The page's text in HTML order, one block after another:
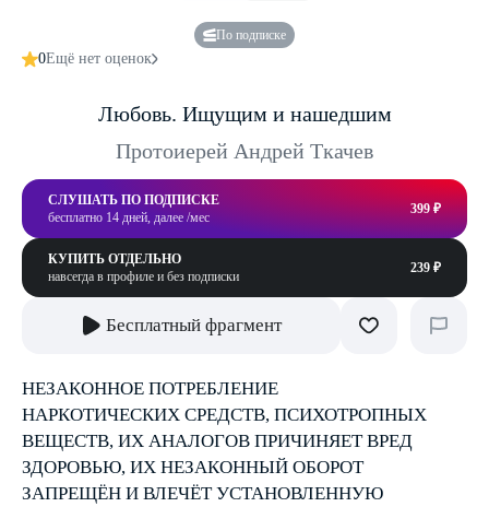
По подписке
0Ещё нет оценок
Любовь. Ищущим и нашедшим
Протоиерей Андрей Ткачев
СЛУШАТЬ ПО ПОДПИСКЕ
бесплатно 14 дней, далее /мес
399 ₽
КУПИТЬ ОТДЕЛЬНО
навсегда в профиле и без подписки
239 ₽
Бесплатный фрагмент
НЕЗАКОННОЕ ПОТРЕБЛЕНИЕ
НАРКОТИЧЕСКИХ СРЕДСТВ, ПСИХОТРОПНЫХ
ВЕЩЕСТВ, ИХ АНАЛОГОВ ПРИЧИНЯЕТ ВРЕД
ЗДОРОВЬЮ, ИХ НЕЗАКОННЫЙ ОБОРОТ
ЗАПРЕЩЁН И ВЛЕЧЁТ УСТАНОВЛЕННУЮ